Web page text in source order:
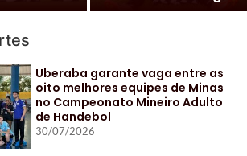
Uberaba garante vaga entre as
oito melhores equipes de Minas
no Campeonato Mineiro Adulto
de Handebol
30/07/2026